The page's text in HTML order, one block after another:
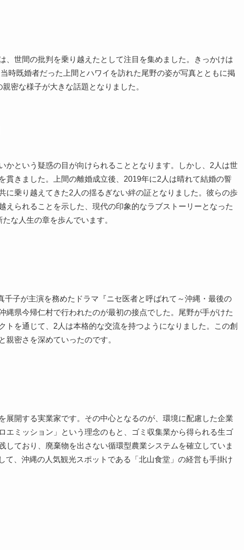
、世間の批判を乗り越えたとして注目を集めました。きっかけは
時既婚者だった上間とハワイを訪れた尾野の姿が写真とともに掲
密な様子が大きな話題となりました。
かという疑惑の目が向けられることとなります。しかし、2人は世
貫きました。上間の離婚成立後、2019年に2人は晴れて結婚の誓
に乗り越えてきた2人の揺るぎない絆の証となりました。彼らの歩
えられることを示した、現代の印象的なラブストーリーとなった
な人生の章を歩んでいます。
子が主演を務めたドラマ『ニセ医者と呼ばれて～沖縄・最後の
縄県今帰仁村で行われたのが最初の接点でした。尾野が手がけた
トを通じて、2人は本格的な交流を持つようになりました。この創
密さを深めていったのです。
展開する実業家です。その中心となるのが、環境に配慮した企業
エミッション」という理念のもと、ゴミ収集業から得られる生ゴ
しており、廃棄物を出さない循環型農業システムを確立していま
て、沖縄の人気観光スポットである「北山食堂」の経営も手掛け